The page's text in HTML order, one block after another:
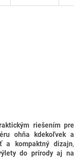
riešením pre
ohňa kdekoľvek a
a kompaktný dizajn,
do prírody aj na